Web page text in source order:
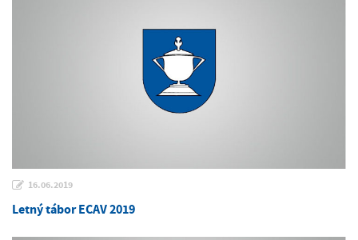
16.06.2019
Letný tábor ECAV 2019